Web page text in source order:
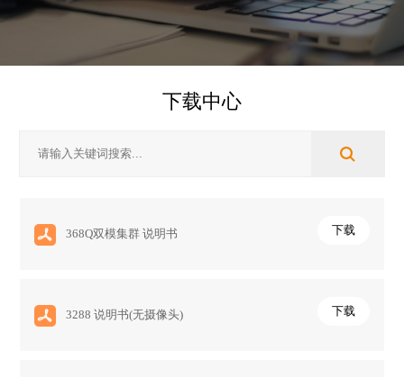
下载中心
368Q双模集群 说明书 下载
3288 说明书(无摄像头) 下载